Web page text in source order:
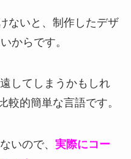
ないと、制作したデザ
からです。
してしまうかもしれ
較的簡単な言語です。
いので、 実際にコー